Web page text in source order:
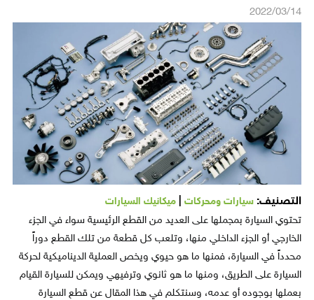
2022/03/14
التصنيف: سيارات ومحركات| ميكانيك السيارات
تحتوي السيارة بمجملها على العديد من القطع الرئيسية سواء في الجزء
الخارجي أو الجزء الداخلي منها، وتلعب كل قطعة من تلك القطع دوراً
محدداً في السيارة، فمنها ما هو حيوي ويخص العملية الديناميكية لحركة
السيارة على الطريق، ومنها ما هو ثانوي وترفيهي ويمكن للسيارة القيام
بعملها بوجوده أو عدمه، وسنتكلم في هذا المقال عن قطع السيارة